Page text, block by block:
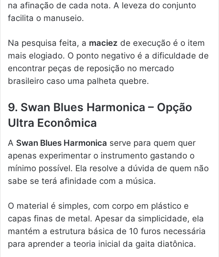
na afinação de cada nota. A leveza do conjunto
facilita o manuseio.
Na pesquisa feita, a maciez de execução é o item
mais elogiado. O ponto negativo é a dificuldade de
encontrar peças de reposição no mercado
brasileiro caso uma palheta quebre.
9. Swan Blues Harmonica – Opção
Ultra Econômica
A Swan Blues Harmonica serve para quem quer
apenas experimentar o instrumento gastando o
mínimo possível. Ela resolve a dúvida de quem não
sabe se terá afinidade com a música.
O material é simples, com corpo em plástico e
capas finas de metal. Apesar da simplicidade, ela
mantém a estrutura básica de 10 furos necessária
para aprender a teoria inicial da gaita diatônica.